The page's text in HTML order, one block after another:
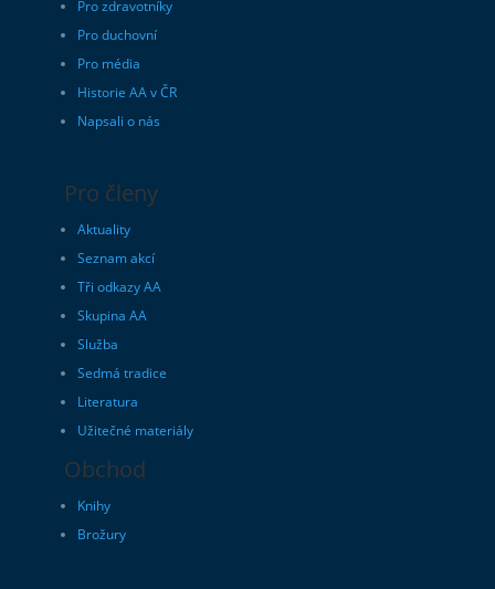
Pro zdravotníky
Pro duchovní
Pro média
Historie AA v ČR
Napsali o nás
Pro členy
Aktuality
Seznam akcí
Tři odkazy AA
Skupina AA
Služba
Sedmá tradice
Literatura
Užitečné materiály
Obchod
Knihy
Brožury